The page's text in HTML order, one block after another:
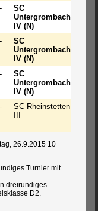
-
SC
Untergrombach
IV (N)
-
SC
Untergrombach
IV (N)
-
SC
Untergrombach
IV (N)
-
SC Rheinstetten
26.9.2015 10
Turnier mit
dreirundiges
D2.